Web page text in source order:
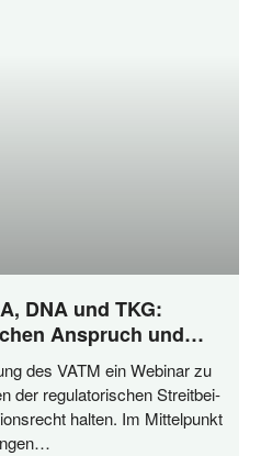
DNA und TKG:
Anspruch und
des VATM ein Web­i­nar zu
der regu­la­to­ri­schen Streit­bei­
hal­ten. Im Mit­tel­punkt